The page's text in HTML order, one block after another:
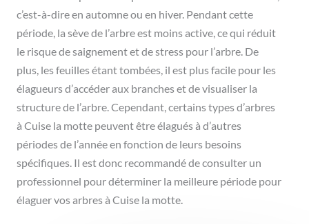
c’est-à-dire en automne ou en hiver. Pendant cette
période, la sève de l’arbre est moins active, ce qui réduit
le risque de saignement et de stress pour l’arbre. De
plus, les feuilles étant tombées, il est plus facile pour les
élagueurs d’accéder aux branches et de visualiser la
structure de l’arbre. Cependant, certains types d’arbres
à Cuise la motte peuvent être élagués à d’autres
périodes de l’année en fonction de leurs besoins
spécifiques. Il est donc recommandé de consulter un
professionnel pour déterminer la meilleure période pour
élaguer vos arbres à Cuise la motte.